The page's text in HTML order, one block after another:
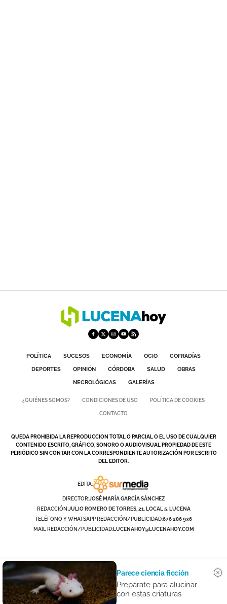
POLÍTICA SUCESOS ECONOMÍA OCIO
COFRADÍAS
DEPORTES
OPINIÓN CÓRDOBA SALUD
OBRAS
NECROLÓGICAS
GALERÍAS
¿QUIÉNES SOMOS? CONDICIONES DE USO POLÍTICA DE COOKIES
CONTACTO
QUEDA PROHIBIDA LA REPRODUCCION TOTAL O PARCIAL O EL USO DE CUALQUIER
CONTENIDO ESCRITO, GRÁFICO, SONORO O AUDIOVISUAL PROPIEDAD DE ESTE
PERIÓDICO SIN CONTAR CON LA CORRESPONDIENTE AUTORIZACIÓN POR ESCRITO
DEL EDITOR.
EDITA:
DIRECTOR:JOSÉ MARÍA GARCÍA SÁNCHEZ
REDACCIÓN:JULIO ROMERO DE TORRES, 21. LOCAL 5. LUCENA
TELÉFONO Y WHATSAPP REDACCIÓN/PUBLICIDAD:676 286 936
MAIL REDACCIÓN/PUBLICIDAD:LUCENAHOY@LUCENAHOY.COM
Parece ciencia ficción
Prepárate para alucinar
con estas criaturas